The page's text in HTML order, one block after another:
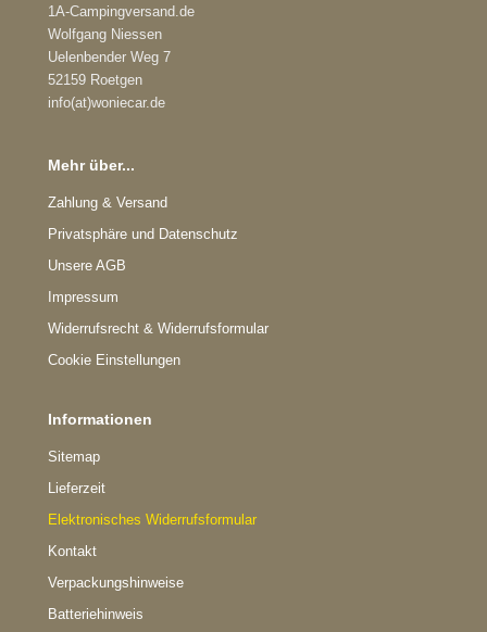
1A-Campingversand.de
Wolfgang Niessen
Uelenbender Weg 7
52159 Roetgen
info(at)woniecar.de
Mehr über...
Zahlung & Versand
Privatsphäre und Datenschutz
Unsere AGB
Impressum
Widerrufsrecht & Widerrufsformular
Cookie Einstellungen
Informationen
Sitemap
Lieferzeit
Elektronisches Widerrufsformular
Kontakt
Verpackungshinweise
Batteriehinweis